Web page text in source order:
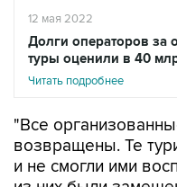
12 мая 2022
Долги операторов за
туры оценили в 40
Читать подробнее
"Все
возвращены. Те
и не смогли ими